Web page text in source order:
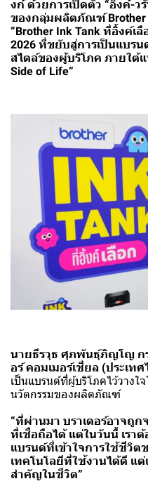
งก์ ด้วยการเปิดตัว “อิ้งค์-ว
ของกลุ่มผลิตภัณฑ์ Brother
“Brother Ink Tank ที่อิ้งค์
2026 ที่ขยับสู่การเป็นแบร
สไตล์ของผู้บริโภค ภายใต้แ
Side of Life”
นายธีรวุธ ศุภพันธุ์ภิญโญ ก
อร์ คอมเมอร์เชี่ยล (ประเท
เป็นแบรนด์ที่ผู้บริโภคไว้วาง
นวัตกรรมของผลิตภัณฑ์
“ที่ผ่านมา บราเดอร์อาจถู
ที่เชื่อถือได้ แต่ในวันนี้ เรา
แบรนด์ที่เข้าใจการใช้ชีวิ
เทคโนโลยีที่ใช้งานได้ดี แ
สำคัญในชีวิต”